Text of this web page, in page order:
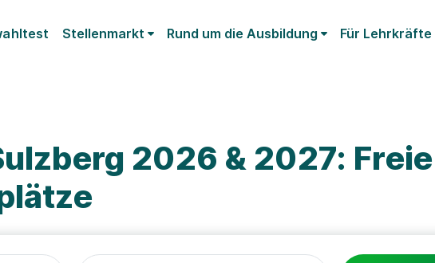
Stellenmarkt Rund um die Ausbildung Für Lehrkräfte
2026 & 2027: Freie